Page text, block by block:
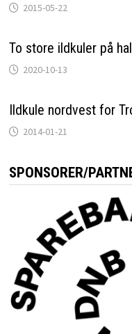
2015-05-22
To store ildkuler på
2020-10-13
Ildkule nordvest for
2014-01-21
SPONSORER/